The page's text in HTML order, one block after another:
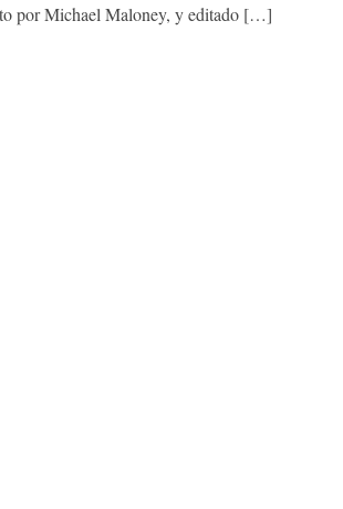
por Michael Maloney, y editado […]